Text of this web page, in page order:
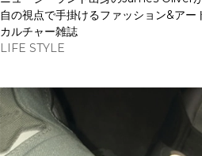
自の視点で手掛けるファッション&アー
カルチャー雑誌
LIFE STYLE